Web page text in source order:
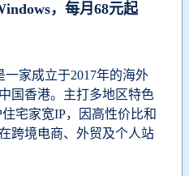
，每月68元起
一家成立于2017年的海外
国香港。主打多地区特色
宅家宽IP，因高性价比和
跨境电商、外贸及个人站